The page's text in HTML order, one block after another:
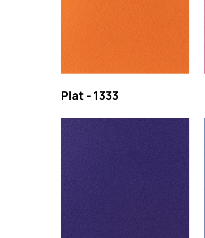
Plat - 1333